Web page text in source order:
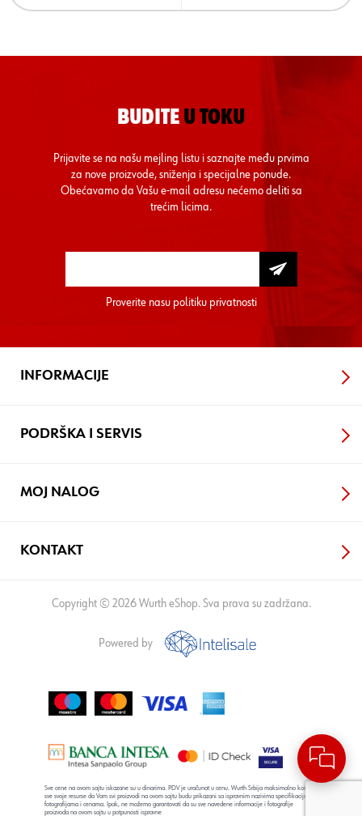
BUDITE U TOKU
Prijavite se na našu mejling listu i saznajte među prvima
za nove proizvode, sniženja i specijalne ponude.
Obećavamo da Vašu e-mail adresu nećemo deliti sa
trećim licima.
Proverite nasu politiku privatnosti
INFORMACIJE
PODRŠKA I SERVIS
MOJ NALOG
KONTAKT
Copyright © 2026 Wurth eShop. Sva prava su zadržana.
Powered by
Sve cene na ovom sajtu iskazane su u dinarima. PDV je uračunat u cenu. Wurth Srbija maksimalno koristi
sve svoje resurse da Vam svi proizvodi na ovom sajtu budu prikazani sa ispravnim nazivima specifikacija,
fotografijama i cenama. Ipak, ne možemo garantovati da su sve navedene informacije i fotografije
proizvoda na ovom sajtu u potpunosti ispravne